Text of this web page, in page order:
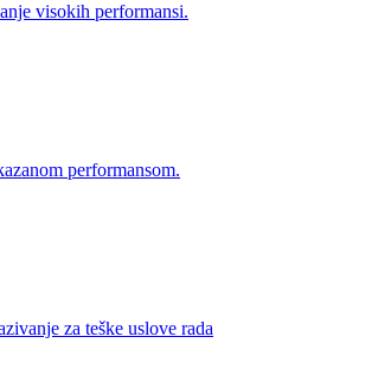
visokih performansi.
performansom.
za teške uslove rada